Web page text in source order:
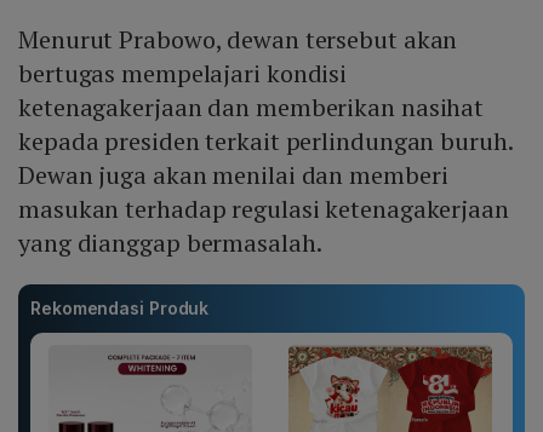
Menurut Prabowo, dewan tersebut akan
bertugas mempelajari kondisi
ketenagakerjaan dan memberikan nasihat
kepada presiden terkait perlindungan buruh.
Dewan juga akan menilai dan memberi
masukan terhadap regulasi ketenagakerjaan
yang dianggap bermasalah.
Rekomendasi Produk